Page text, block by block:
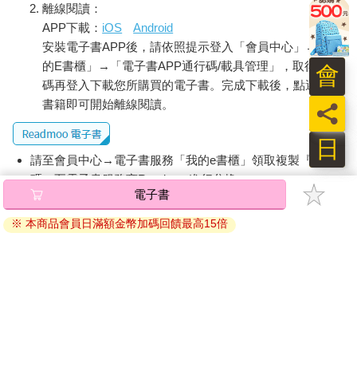
離線閱讀：
APP下載： iOS
Android
安裝電子書APP後，請依照提示登入「會員中心」→「我
的E書櫃」→「電子書APP通行碼/載具管理」，取得通行
碼再登入下載您所購買的電子書。完成下載後，點選任一
書籍即可開始離線閱讀。
請至會員中心→電子書服務「我的e書櫃」領取複製『兌換
碼』至電子書服務商Readmoo進行兌換。
退換貨須知：
因版權保護，您在金石堂所購買的電子書僅能以金石堂專屬
日
員
會